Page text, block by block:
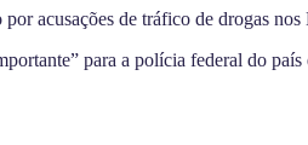
acusações de tráfico de drogas
para a polícia federal do país